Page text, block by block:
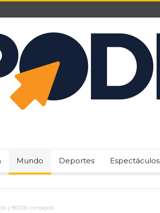
Mundo Deportes Espectáculos
y 80.000 contagios